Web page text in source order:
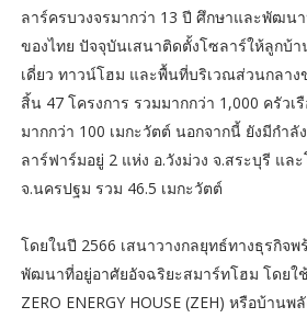
ลาร์ครบวงจรมากว่า 13 ปี ศึกษาและพัฒน
ของไทย ปัจจุบันเสนาติดตั้งโซลาร์ให้ลูกบ้
เดี่ยว ทาวน์โฮม และพื้นที่บริเวณส่วนกลาง
สิ้น 47 โครงการ รวมมากกว่า 1,000 ครัว
มากกว่า 100 เมกะวัตต์ นอกจากนี้ ยังมีกำ
ลาร์ฟาร์มอยู่ 2 แห่ง อ.วังม่วง จ.สระบุรี แล
จ.นครปฐม รวม 46.5 เมกะวัตต์
โดยในปี 2566 เสนาวางกลยุทธ์ทางธุรกิจ
พัฒนาที่อยู่อาศัยอัจฉริยะสมาร์ทโฮม โดยใช้
ZERO ENERGY HOUSE (ZEH) หรือบ้าน